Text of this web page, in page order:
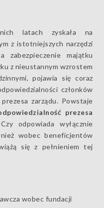
latach zyskała na
z istotniejszych narzędzi
zabezpieczenie majątku
z nieustannym wzrostem
pojawia się coraz
członków
zarządu. Powstaje
prezesa
odpowiada wyłącznie
wobec beneficjentów
się z pełnieniem tej
wobec fundacji